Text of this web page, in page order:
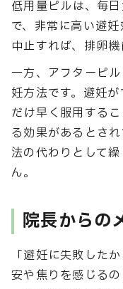
低用量ピルは、毎
で、非常に高い避
中止すれば、排卵
一方、アフターピ
妊方法です。避妊
だけ早く服用する
る効果があるとさ
法の代わりとして
ん。
院長からの
「避妊に失敗した
安や焦りを感じる